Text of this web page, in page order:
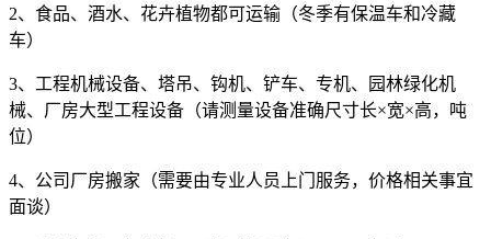
2、食品、酒水、花卉植物都可运输（冬季有保温车和冷藏
车）
3、工程机械设备、塔吊、钩机、铲车、专机、园林绿化机
械、厂房大型工程设备（请测量设备准确尺寸长×宽×高，吨
位）
4、公司厂房搬家（需要由专业人员上门服务，价格相关事宜
面谈）